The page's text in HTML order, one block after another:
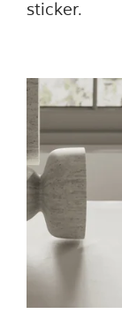
sticker.